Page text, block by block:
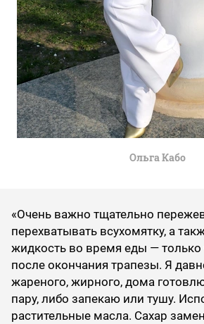
Ольга Кабо
«Очень важно тщательно
перехватывать всухомятку, а
жидкость во время еды — только
после окончания трапезы. Я
жареного, жирного, дома
пару, либо запекаю или тушу.
растительные масла. Сахар